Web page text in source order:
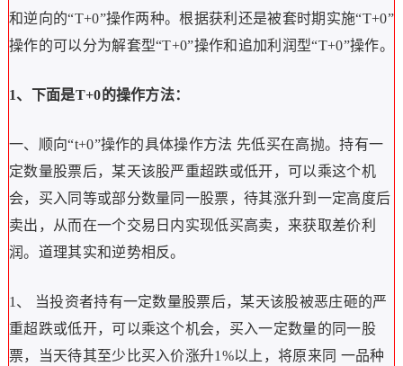
和逆向的“T+0”操作两种。根据获利还是被套时期实施“T+0”
操作的可以分为解套型“T+0”操作和追加利润型“T+0”操作。
1、下面是T+0的操作方法：
一、顺向“t+0”操作的具体操作方法 先低买在高抛。持有一
定数量股票后，某天该股严重超跌或低开，可以乘这个机
会，买入同等或部分数量同一股票，待其涨升到一定高度后
卖出，从而在一个交易日内实现低买高卖，来获取差价利
润。道理其实和逆势相反。
1、 当投资者持有一定数量股票后，某天该股被恶庄砸的严
重超跌或低开，可以乘这个机会，买入一定数量的同一股
票，当天待其至少比买入价涨升1%以上，将原来同 一品种